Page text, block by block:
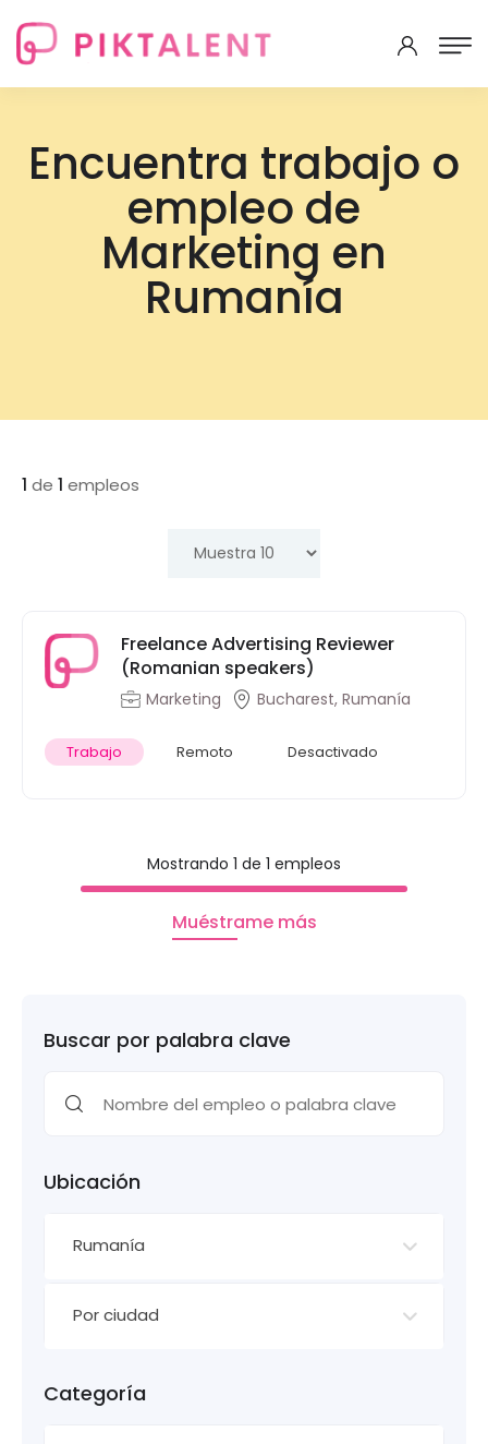
Encuentra trabajo o
empleo de
Marketing en
Rumanía
Buscar por palabra clave
Ubicación
Rumanía
Por ciudad
Categoría
1 de 1 empleos
Freelance Advertising Reviewer
(Romanian speakers)
Marketing Bucharest, Rumanía
Trabajo Remoto Desactivado
Mostrando 1 de 1 empleos
Muéstrame más